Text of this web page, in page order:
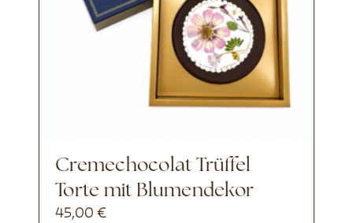
Cremechocolat Trüffel
Torte mit Blumendekor
45,00€